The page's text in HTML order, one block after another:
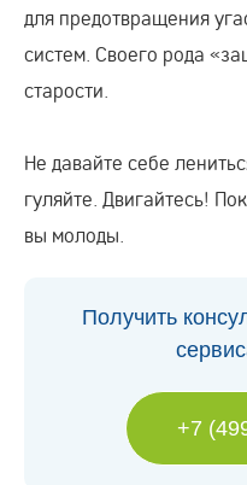
для предотвращения
систем. Своего рода
старости.
Не давайте себе
гуляйте. Двигайтесь!
вы молоды.
Получить
+7